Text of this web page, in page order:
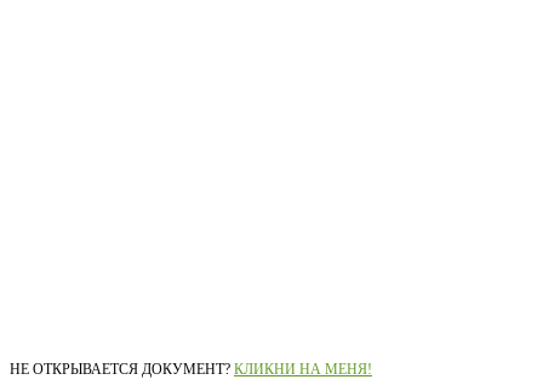
НЕ ОТКРЫВАЕТСЯ ДОКУМЕНТ? КЛИКНИ НА МЕНЯ!